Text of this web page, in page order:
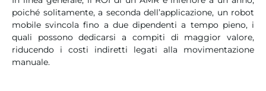
poiché solitamente, a seconda dell’applicazione, un robot
mobile svincola fino a due dipendenti a tempo pieno, i
quali possono dedicarsi a compiti di maggior valore,
riducendo i costi indiretti legati alla movimentazione
manuale.